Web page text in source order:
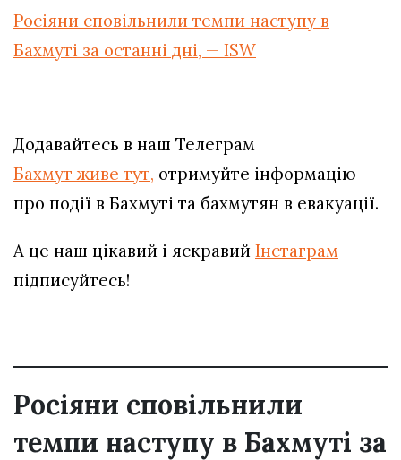
Росіяни сповільнили темпи наступу в
Бахмуті за останні дні, — ISW
Додавайтесь в наш Телеграм
Бахмут живе тут, отримуйте інформацію
про події в Бахмуті та бахмутян в евакуації.
А це наш цікавий і яскравий Інстаграм –
підписуйтесь!
Росіяни сповільнили
темпи наступу в Бахмуті за